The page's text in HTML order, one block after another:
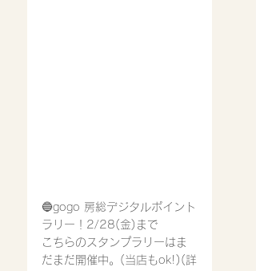
🔵gogo 房総デジタルポイント
ラリー！2/28(金)まで
こちらのスタンプラリーはま
だまだ開催中。(当店もok!)(詳